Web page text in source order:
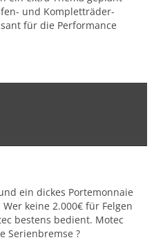
und Kompletträder-
für die Performance
ein dickes Portemonnaie
keine 2.000€ für Felgen
bestens bedient. Motec
Serienbremse ?